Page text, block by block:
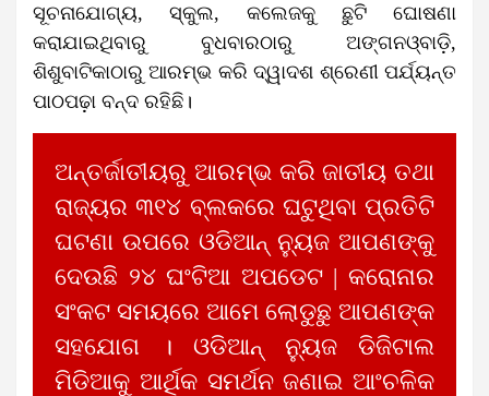
ସୂଚନାଯୋଗ୍ୟ, ସ୍କୁଲ, କଲେଜକୁ ଛୁଟି ଘୋଷଣା
କରାଯାଇଥିବାରୁ ବୁଧବାରଠାରୁ ଅଙ୍ଗନଓ୍ବାଡ଼ି,
ଶିଶୁବାଟିକାଠାରୁ ଆରମ୍ଭ କରି ଦ୍ୱାଦଶ ଶ୍ରେଣୀ ପର୍ଯ୍ୟନ୍ତ
ପାଠପଢ଼ା ବନ୍ଦ ରହିଛି।
ଅନ୍ତର୍ଜାତୀୟରୁ ଆରମ୍ଭ କରି ଜାତୀୟ ତଥା
ରାଜ୍ୟର ୩୧୪ ବ୍ଲକରେ ଘଟୁଥିବା ପ୍ରତିଟି
ଘଟଣା ଉପରେ ଓଡିଆନ୍ ନ୍ୟୁଜ ଆପଣଙ୍କୁ
ଦେଉଛି ୨୪ ଘଂଟିଆ ଅପଡେଟ | କରୋନାର
ସଂକଟ ସମୟରେ ଆମେ ଲୋଡୁଛୁ ଆପଣଙ୍କ
ସହଯୋଗ । ଓଡିଆନ୍ ନ୍ୟୁଜ ଡିଜିଟାଲ
ମିଡିଆକୁ ଆର୍ଥିକ ସମର୍ଥନ ଜଣାଇ ଆଂଚଳିକ